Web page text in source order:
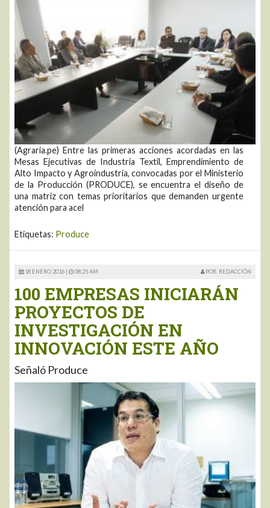
(Agraria.pe) Entre las primeras acciones acordadas en las
Mesas Ejecutivas de Industria Textil, Emprendimiento de
Alto Impacto y Agroindustria, convocadas por el Ministerio
de la Producción (PRODUCE), se encuentra el diseño de
una matriz con temas prioritarios que demanden urgente
atención para acel
Etiquetas: Produce
18 ENERO 2016 | 08:25 AM POR: REDACCIÓN
100 EMPRESAS INICIARÁN
PROYECTOS DE
INVESTIGACIÓN EN
INNOVACIÓN ESTE AÑO
Señaló Produce